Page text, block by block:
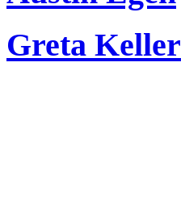
Greta Keller